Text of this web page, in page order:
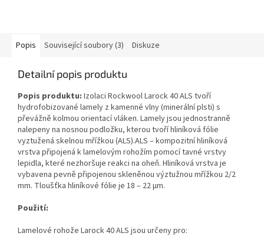
Popis Související soubory (3) Diskuze
Detailní popis produktu
Popis produktu: Izolaci Rockwool Larock 40 ALS tvoří
hydrofobizované lamely z kamenné vlny (minerální plsti) s
převážně kolmou orientací vláken. Lamely jsou jednostranně
nalepeny na nosnou podložku, kterou tvoří hliníková fólie
vyztužená skelnou mřížkou (ALS).ALS – kompozitní hliníková
vrstva připojená k lamelovým rohožím pomocí tavné vrstvy
lepidla, které nezhoršuje reakci na oheň. Hliníková vrstva je
vybavena pevně připojenou skleněnou výztužnou mřížkou 2/2
mm. Tloušťka hliníkové fólie je 18 – 22 μm.
Použití:
Lamelové rohože Larock 40 ALS jsou určeny pro: